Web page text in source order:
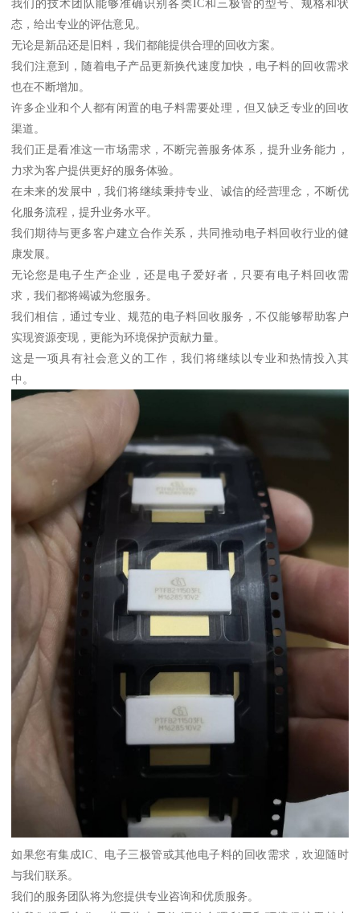
我们的技术团队能够准确识别各类IC和三极管的型号、规格和状
态，给出专业的评估意见。
无论是新品还是旧料，我们都能提供合理的回收方案。
我们注意到，随着电子产品更新换代速度加快，电子料的回收需求
也在不断增加。
许多企业和个人都有闲置的电子料需要处理，但又缺乏专业的回收
渠道。
我们正是看准这一市场需求，不断完善服务体系，提升业务能力，
力求为客户提供更好的服务体验。
在未来的发展中，我们将继续秉持专业、诚信的经营理念，不断优
化服务流程，提升业务水平。
我们期待与更多客户建立合作关系，共同推动电子料回收行业的健
康发展。
无论您是电子生产企业，还是电子爱好者，只要有电子料回收需
求，我们都将竭诚为您服务。
我们相信，通过专业、规范的电子料回收服务，不仅能够帮助客户
实现资源变现，更能为环境保护贡献力量。
这是一项具有社会意义的工作，我们将继续以专业和热情投入其
中。
如果您有集成IC、电子三极管或其他电子料的回收需求，欢迎随时
与我们联系。
我们的服务团队将为您提供专业咨询和优质服务。